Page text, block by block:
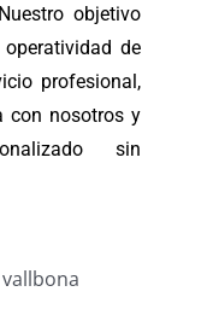
objetivo
de
profesional,
con nosotros y
sin